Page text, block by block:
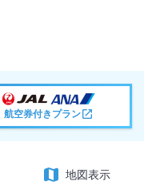
航空券付きプラン
地図表示